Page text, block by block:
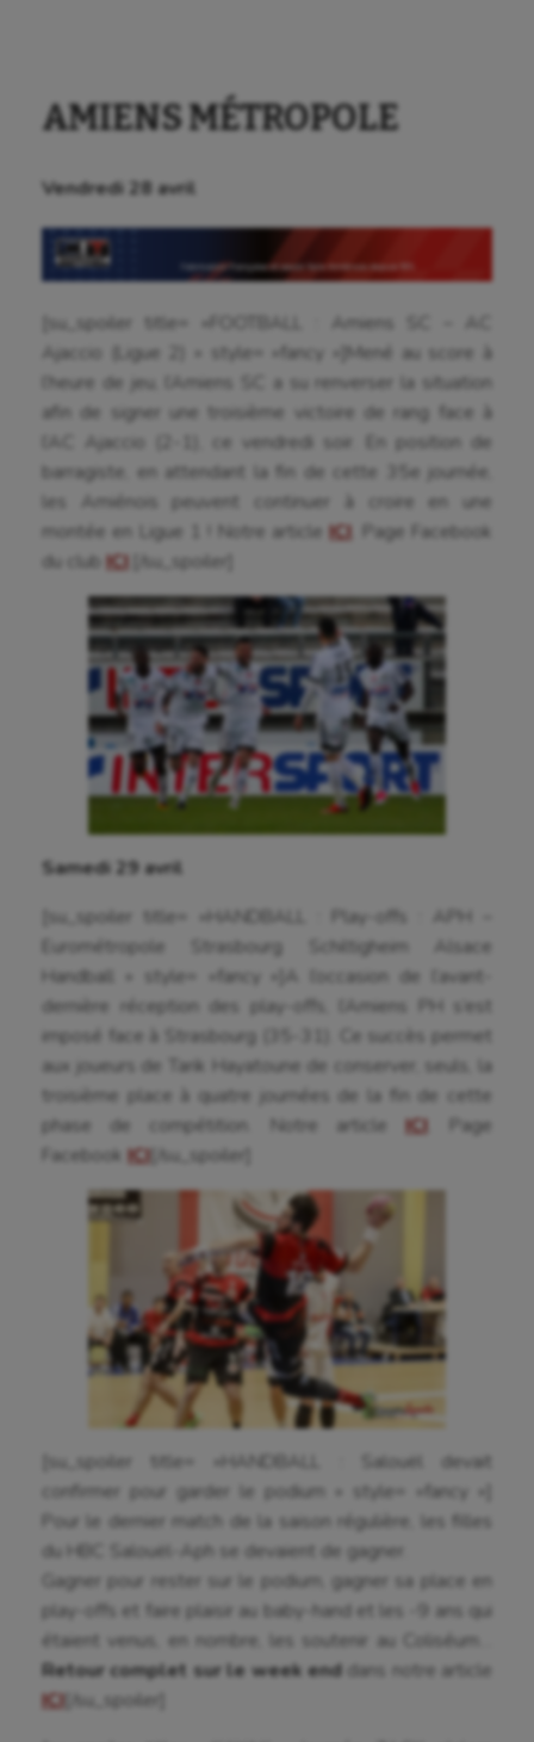
AMIENS MÉTROPOLE
Vendredi 28 avril
[su_spoiler title= »FOOTBALL : Amiens SC – AC
Ajaccio (Ligue 2) » style= »fancy »]Mené au score à
l’heure de jeu, l’Amiens SC a su renverser la situation
afin de signer une troisième victoire de rang face à
l’AC Ajaccio (2-1), ce vendredi soir. En position de
barragiste, en attendant la fin de cette 35e journée,
les Amiénois peuvent continuer à croire en une
montée en Ligue 1 ! Notre articleICI . Page Facebook
du club ICI .[/su_spoiler]
Samedi 29 avril
[su_spoiler title= »HANDBALL : Play-offs : APH –
Eurométropole Strasbourg Schiltigheim Alsace
Handball » style= »fancy »]A l’occasion de l’avant-
dernière réception des play-offs, l’Amiens PH s’est
imposé face à Strasbourg (35-31). Ce succès permet
aux joueurs de Tarik Hayatoune de conserver, seuls, la
troisième place à quatre journées de la fin de cette
phase de compétition. Notre article ICI. Page
Facebook ICI[/su_spoiler]
[su_spoiler title= »HANDBALL : Salouël devait
confirmer pour garder le podium » style= »fancy »]
Pour le dernier match de la saison régulière, les filles
du HBC Salouël-Aph se devaient de gagner.
Gagner pour rester sur le podium, gagner sa place en
play-offs et faire plaisir au baby-hand et les -9 ans qui
étaient venus, en nombre, les soutenir au Coliséum…
Retour complet sur le week enddans notre article
ICI[/su_spoiler]